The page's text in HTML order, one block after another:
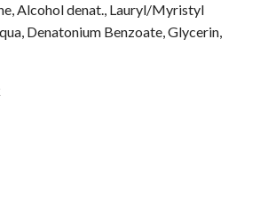
Alcohol denat., Lauryl/Myristyl
Denatonium Benzoate, Glycerin,